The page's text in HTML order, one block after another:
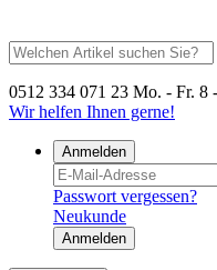
0512 334 071 23 Mo. - Fr. 8
Wir helfen Ihnen gerne!
Anmelden
Passwort vergessen?
Neukunde
Anmelden